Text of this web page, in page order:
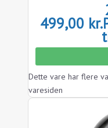
499,00 kr.
Dette vare har flere
varesiden